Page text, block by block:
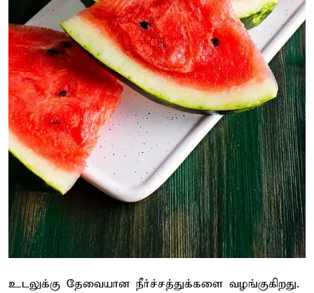
உடலுக்கு தேவையான நீர்ச்சத்துக்களை வழங்குகிறது.